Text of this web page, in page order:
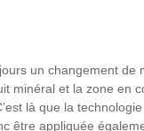
un changement de
minéral et la zone en
là que la
être appliquée